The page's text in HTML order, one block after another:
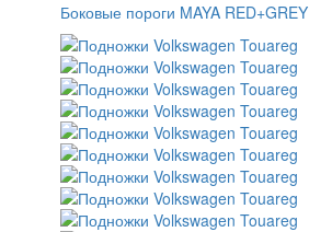
Боковые пороги MAYA RED+GREY